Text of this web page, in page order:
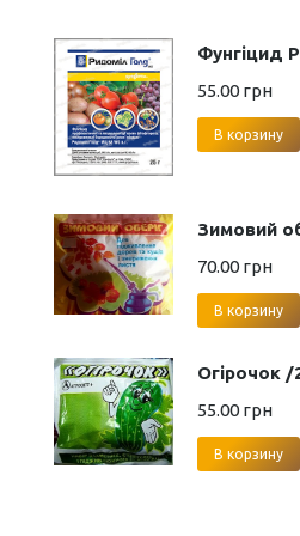
Фунгіцид
55.00 грн
В корзину
Зимовий
70.00 грн
В корзину
Огірочок
55.00 грн
В корзину